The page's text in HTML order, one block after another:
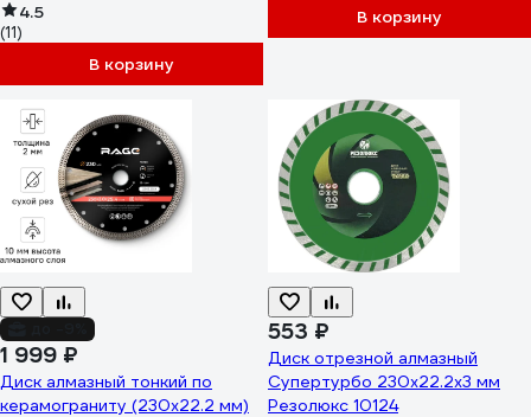
900/73/10/3/26
4.5
(11)
В корзину
В корзину
1 999 ₽
Диск алмазный тонкий по
керамограниту (230х22.2 мм)
553 ₽
Диск отрезной алмазный
Супертурбо 230x22.2x3 мм
Резолюкс 10124